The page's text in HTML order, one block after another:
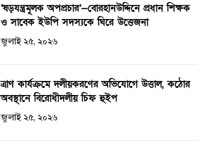
‘ষড়যন্ত্রমূলক অপপ্রচার’—বোরহানউদ্দিনে প্রধান শিক্ষক
ও সাবেক ইউপি সদস্যকে ঘিরে উত্তেজনা
জুলাই ২৫, ২০২৬
ত্রাণ কার্যক্রমে দলীয়করণের অভিযোগে উত্তাল, কঠোর
অবস্থানে বিরোধীদলীয় চিফ হুইপ
জুলাই ২৫, ২০২৬